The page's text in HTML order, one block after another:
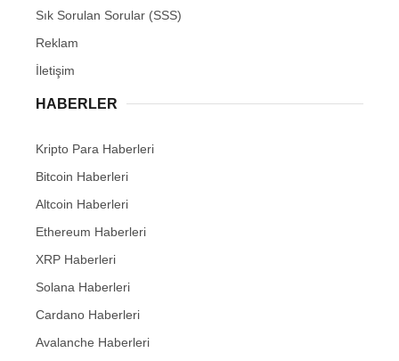
Sık Sorulan Sorular (SSS)
Reklam
İletişim
HABERLER
Kripto Para Haberleri
Bitcoin Haberleri
Altcoin Haberleri
Ethereum Haberleri
XRP Haberleri
Solana Haberleri
Cardano Haberleri
Avalanche Haberleri